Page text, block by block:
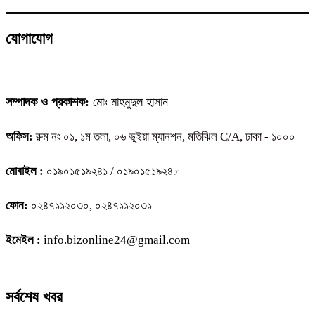
যোগাযোগ
সম্পাদক ও প্রকাশক: মোঃ মাহমুদুল হাসান
অফিস:রুম নং ০১, ১ম তলা, ০৬ ভূইয়া ম্যানশন, মতিঝিল C/A, ঢাকা - ১০০০
মোবাইল : ০১৯০১৫১৯২৪১ / ০১৯০১৫১৯২৪৮
ফোন: ০২৪৭১১২০৩০, ০২৪৭১১২০৩১
ইমেইল : info.bizonline24@gmail.com
সর্বশেষ খবর